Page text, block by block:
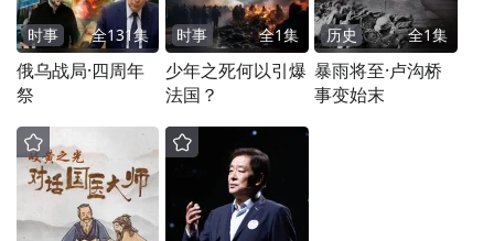
时事 全131集
俄乌战局·四周年
祭
时事 全1集
少年之死何以引爆
法国？
历史 全1集
暴雨将至·卢沟桥
事变始末